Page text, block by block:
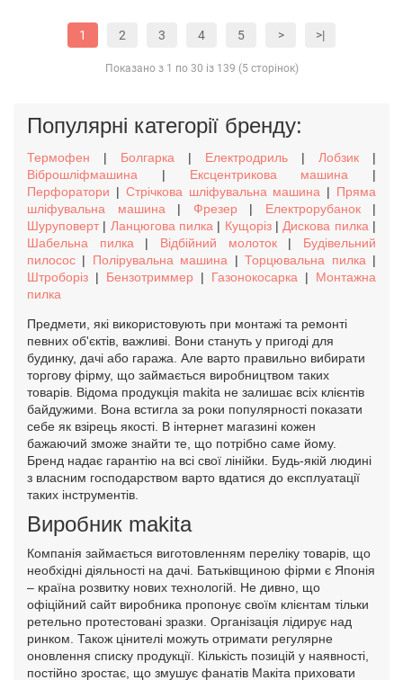
1 2 3 4 5 > >|
Показано з 1 по 30 із 139 (5 сторінок)
Популярні категорії бренду:
Термофен | Болгарка | Електродриль | Лобзик |
Віброшліфмашина | Ексцентрикова машина |
Перфоратори | Стрічкова шліфувальна машина | Пряма
шліфувальна машина| Фрезер| Електрорубанок|
Шуруповерт | Ланцюгова пилка | Кущоріз|Дискова пилка|
Шабельна пилка| Відбійний молоток| Будівельний
пилосос | Полірувальна машина |Торцювальна пилка|
Штроборіз | Бензотриммер | Газонокосарка | Монтажна
пилка
Предмети, які використовують при монтажі та ремонті
певних об'єктів, важливі. Вони стануть у пригоді для
будинку, дачі або гаража. Але варто правильно вибирати
торгову фірму, що займається виробництвом таких
товарів. Відома продукція makita не залишає всіх клієнтів
байдужими. Вона встигла за роки популярності показати
себе як взірець якості. В інтернет магазині кожен
бажаючий зможе знайти те, що потрібно саме йому.
Бренд надає гарантію на всі свої лінійки. Будь-якій людині
з власним господарством варто вдатися до експлуатації
таких інструментів.
Виробник makita
Компанія займається виготовленням переліку товарів, що
необхідні діяльності на дачі. Батьківщиною фірми є Японія
– країна розвитку нових технологій. Не дивно, що
офіційний сайт виробника пропонує своїм клієнтам тільки
ретельно протестовані зразки. Організація лідирує над
ринком. Також цінителі можуть отримати регулярне
оновлення списку продукції. Кількість позицій у наявності,
постійно зростає, що змушує фанатів Макіта приховати